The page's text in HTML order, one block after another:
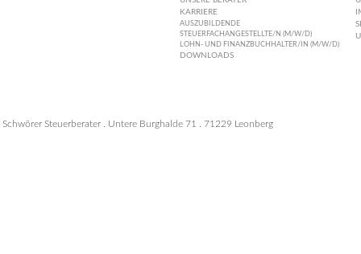
KARRIERE
AUSZUBILDENDE
STEUERFACHANGESTELLTE/N (M/W/D)
LOHN- UND FINANZBUCHHALTER/IN (M/W/D)
DOWNLOADS
Schwörer Steuerberater . Untere Burghalde 71 . 71229 Leonberg